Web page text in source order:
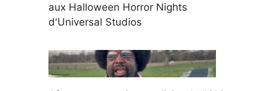
aux Halloween Horror Nights
d'Universal Studios